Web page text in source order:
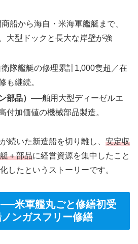
船から海自・米海軍艦艇まで、
大型ドックと長大な岸壁が強
隊艦艇の修理累計1,000隻超／在
も継続。
部品）──舶用大型ディーゼルエ
付加価値の機械部品製造。
続いた新造船を切り離し、 安定収
＋部品に経営資源を集中したこと
したというストーリーです。
米軍艦丸ごと修繕初受
ンガスフリー修繕